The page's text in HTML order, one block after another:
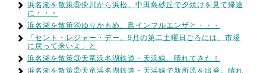
浜名湖を散策⑤掛川から浜松、中田島砂丘で夕焼けを見て帰途
に・・・
浜名湖を散策④ゆりかもめ、鳥インフルエンザと・・・
「セント・レジャー・デー。9月の第二土曜日ごろには、市場
に戻って来いよ」と
浜名湖を散策③天竜浜名湖鉄道・天浜線、晴れてきた！
浜名湖を散策②天竜浜名湖鉄道・天浜線で新所原を出発。晴れ